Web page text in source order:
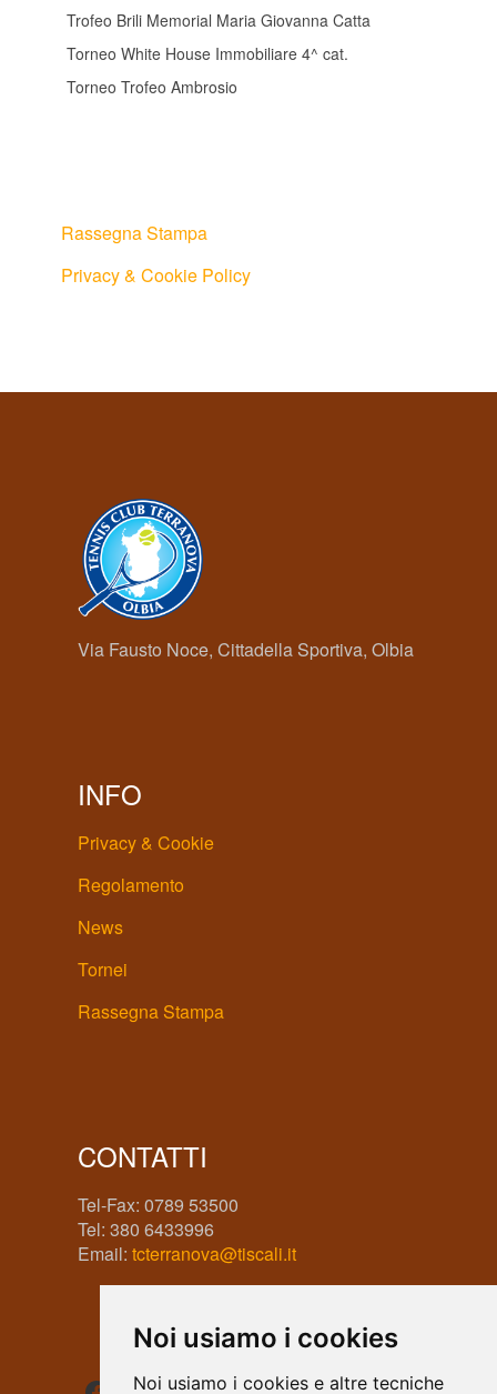
Noi usiamo i cookies
Noi usiamo i cookies e altre tecniche
Trofeo Brili Memorial Maria Giovanna Catta
Torneo White House Immobiliare 4^ cat.
Torneo Trofeo Ambrosio
Rassegna Stampa
Privacy & Cookie Policy
Via Fausto Noce, Cittadella Sportiva, Olbia
INFO
Privacy & Cookie
Regolamento
News
Tornei
Rassegna Stampa
CONTATTI
Tel-Fax: 0789 53500
Tel: 380 6433996
Email: tcterranova@tiscali.it
Facebook
Instagram
WhatsApp